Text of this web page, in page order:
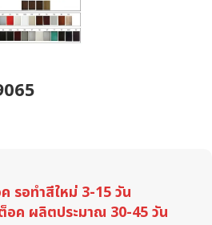
รอทำสีใหม่ 3-15 วัน
อค ผลิตประมาณ 30-45 วัน